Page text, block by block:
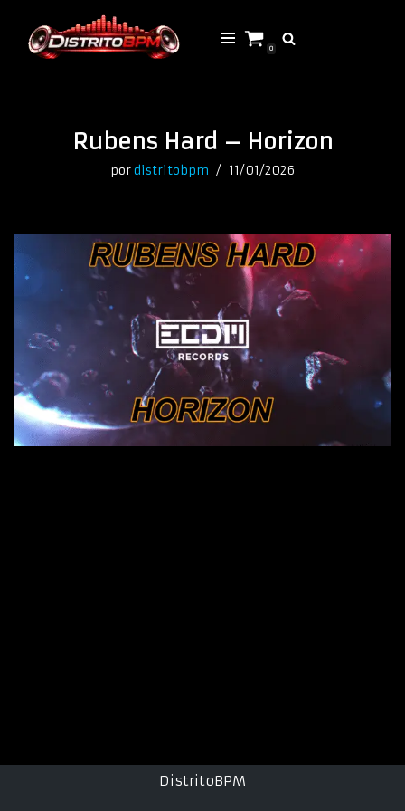
Saltar
0
Rubens Hard – Horizon
pordistritobpm 11/01/2026
DistritoBPM